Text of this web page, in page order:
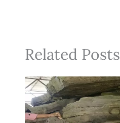
Related Posts